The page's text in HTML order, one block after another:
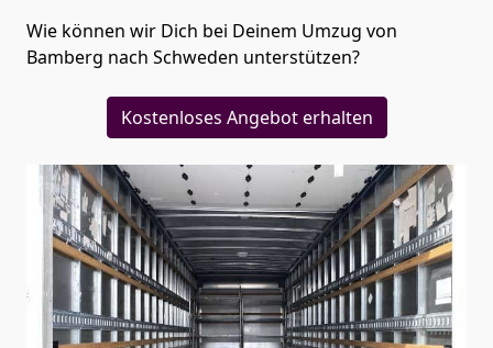
Wie können wir Dich bei Deinem Umzug von
Bamberg nach Schweden unterstützen?
Kostenloses Angebot erhalten